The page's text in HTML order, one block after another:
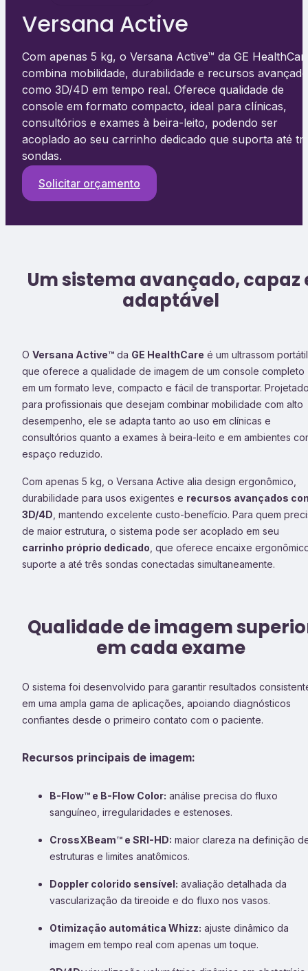
Versana Active
Com apenas 5 kg, o Versana Active™ da GE
combina mobilidade, durabilidade e recursos
como 3D/4D em tempo real. Oferece qualidade de
console em formato compacto, ideal para clínicas,
consultórios e exames à beira-leito, podendo ser
acoplado ao seu carrinho dedicado que suporta até
sondas.
Solicitar orçamento
Um sistema avançado, capaz
adaptável
O Versana Active™ da GE HealthCare é um ultrassom portátil
que oferece a qualidade de imagem de um console completo
em um formato leve, compacto e fácil de transportar.
para profissionais que desejam combinar mobilidade com alto
desempenho, ele se adapta tanto ao uso em clínicas e
consultórios quanto a exames à beira-leito e em ambientes
espaço reduzido.
Com apenas 5 kg, o Versana Active alia design ergonômico,
durabilidade para usos exigentes e recursos avançados
3D/4D , mantendo excelente custo-benefício. Para quem
de maior estrutura, o sistema pode ser acoplado em seu
carrinho próprio dedicado , que oferece encaixe
suporte a até três sondas conectadas simultaneamente.
Qualidade de imagem
em cada exame
O sistema foi desenvolvido para garantir resultados
em uma ampla gama de aplicações, apoiando diagnósticos
confiantes desde o primeiro contato com o paciente.
Recursos principais de imagem:
B-Flow™ e B-Flow Color: análise precisa do fluxo
sanguíneo, irregularidades e estenoses.
CrossXBeam™ e SRI-HD: maior clareza na definição
estruturas e limites anatômicos.
Doppler colorido sensível: avaliação detalhada da
vascularização da tireoide e do fluxo nos vasos.
Otimização automática Whizz: ajuste dinâmico da
imagem em tempo real com apenas um toque.